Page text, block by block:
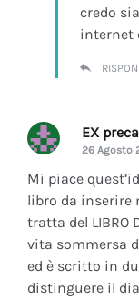
credo
internet
EX
26 Agosto
Mi piace
libro da inserire
tratta del LIBRO
vita sommersa
ed è scritto in
distinguere il